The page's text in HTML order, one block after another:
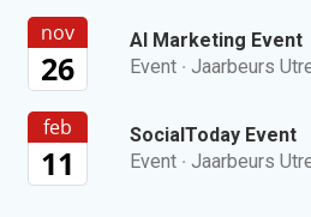
nov
26
AI Marketing Event
Event · Jaarbeurs
feb
11
SocialToday Event
Event · Jaarbeurs